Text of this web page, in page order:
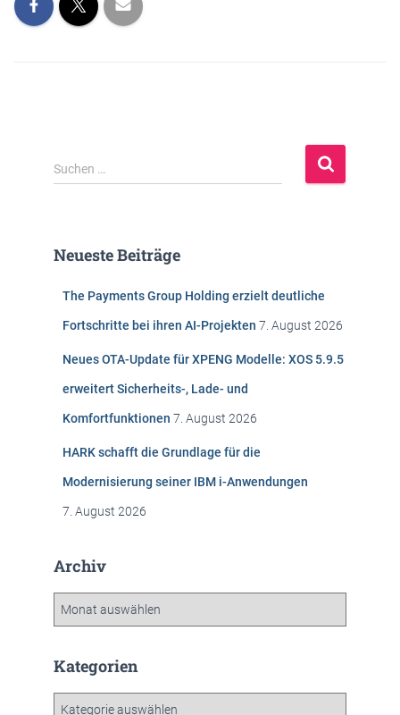
S
u
n
Suchen …
Neueste Beiträge
The Payments Group Holding erzielt deutliche
Fortschritte bei ihren AI-Projekten 7. August 2026
Neues OTA-Update für XPENG Modelle: XOS 5.9.5
erweitert Sicherheits-, Lade- und
Komfortfunktionen 7. August 2026
HARK schafft die Grundlage für die
Modernisierung seiner IBM i-Anwendungen
7. August 2026
Archiv
h
Kategorien